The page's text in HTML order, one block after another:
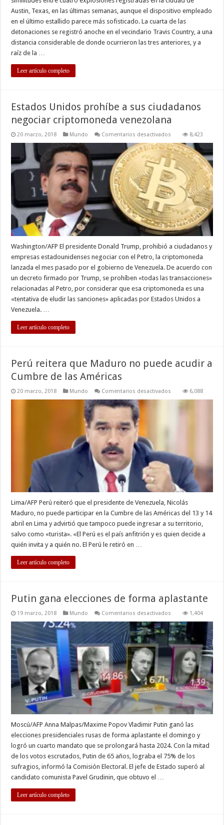
Austin, Texas, en las últimas semanas, aunque el dispositivo empleado
en el último estallido parece más sofisticado. La cuarta de las
detonaciones se registró anoche en el vecindario Travis Country, a una
distancia considerable de donde ocurrieron las tres anteriores, y a
raíz de la …
Leer artículo completo
Estados Unidos prohíbe a sus ciudadanos
negociar criptomoneda venezolana
20 marzo, 2018 Mundo Comentarios desactivados
Unidos
prohíbe
a
sus
ciudadanos
negociar
criptomoneda
venezolana
8,423
Washington/AFP El presidente Donald Trump, prohibió a ciudadanos y
empresas estadounidenses negociar con el Petro, la criptomoneda
lanzada el mes pasado por el gobierno de Venezuela. De acuerdo con
un decreto firmado por Trump, se prohíben «todas las transacciones»
relacionadas al Petro, por considerar que esa criptomoneda es una
«tentativa de eludir las sanciones» aplicadas por Estados Unidos a
Venezuela. …
Leer artículo completo
Perú reitera que Maduro no puede acudir a
Cumbre de las Américas
20 marzo, 2018 Mundo Comentarios desactivados
de
las
Américas
6,088
Lima/AFP Perú reiteró que el presidente de Venezuela, Nicolás
Maduro, no puede participar en la Cumbre de las Américas del 13 y 14
abril en Lima y advirtió que tampoco puede ingresar a su territorio,
salvo como «turista». «El Perú es el país anfitrión y es quien decide a
quién invita y a quién no. El Perú le retiró en …
Leer artículo completo
Putin gana elecciones de forma aplastante
19 marzo, 2018 Mundo Comentarios desactivados
gana
elecciones
de
forma
aplastante
1,404
Moscú/AFP Anna Malpas/Maxime Popov Vladimir Putin ganó las
elecciones presidenciales rusas de forma aplastante el domingo y
logró un cuarto mandato que se prolongará hasta 2024. Con la mitad
de los votos escrutados, Putin de 65 años, lograba el 75% de los
sufragios, informó la Comisión Electoral. El jefe de Estado superó al
candidato comunista Pavel Grudinin, que obtuvo el …
Leer artículo completo